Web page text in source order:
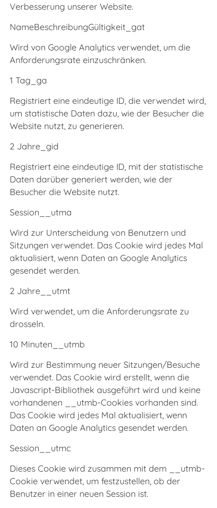
Verbesserung unserer Website.
NameBeschreibungGültigkeit_gat
Wird von Google Analytics verwendet, um die
Anforderungsrate einzuschränken.
1 Tag_ga
Registriert eine eindeutige ID, die verwendet wird,
um statistische Daten dazu, wie der Besucher die
Website nutzt, zu generieren.
2 Jahre_gid
Registriert eine eindeutige ID, mit der statistische
Daten darüber generiert werden, wie der
Besucher die Website nutzt.
Session__utma
Wird zur Unterscheidung von Benutzern und
Sitzungen verwendet. Das Cookie wird jedes Mal
aktualisiert, wenn Daten an Google Analytics
gesendet werden.
2 Jahre__utmt
Wird verwendet, um die Anforderungsrate zu
drosseln.
10 Minuten__utmb
Wird zur Bestimmung neuer Sitzungen/Besuche
verwendet. Das Cookie wird erstellt, wenn die
Javascript-Bibliothek ausgeführt wird und keine
vorhandenen __utmb-Cookies vorhanden sind.
Das Cookie wird jedes Mal aktualisiert, wenn
Daten an Google Analytics gesendet werden.
Session__utmc
Dieses Cookie wird zusammen mit dem __utmb-
Cookie verwendet, um festzustellen, ob der
Benutzer in einer neuen Session ist.